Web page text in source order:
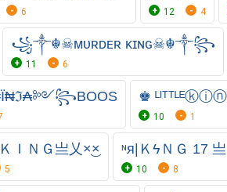
6 12 4
꧁༒☬☠ᴍᴜʀᴅᴇʀ κɪɴɢ☠︎☬༒꧂
11 6
♚
10 1
ＩＮＧ亗乂×͜×
5
ᶰя|ＫϟＮＧ 17 亗
10 8